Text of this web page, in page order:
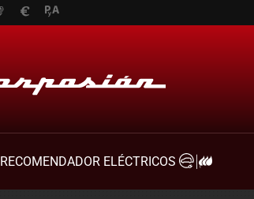
RECOMENDADOR ELÉCTRICOS